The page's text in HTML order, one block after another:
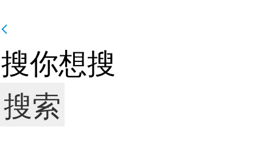
搜索